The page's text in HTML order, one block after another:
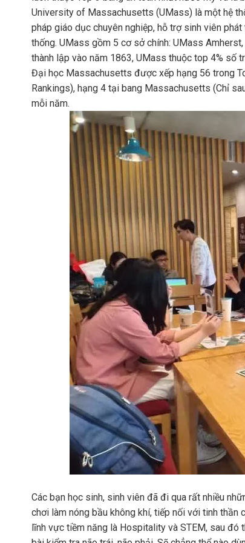
University of Massachusetts (UMass) là một hệ
pháp giáo dục chuyên nghiệp, hỗ trợ sinh viên
thống. UMass gồm 5 cơ sở chính: UMass
thành lập vào năm 1863, UMass thuộc top 4% số
Đại học Massachusetts được xếp hạng 56 trong
Rankings), hạng 4 tại bang Massachusetts (Chỉ
mỗi năm.
Các bạn học sinh, sinh viên đã đi qua rất nhiều
chơi làm nóng bầu không khí, tiếp nối với tinh
lĩnh vực tiềm năng là Hospitality và STEM, sau đó